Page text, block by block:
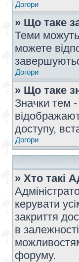
Догори
» Що таке
Теми
можете
Догори
» Що таке
Значки тем
доступу,
Догори
» Хто такі
керувати
закриття
в
форуму.